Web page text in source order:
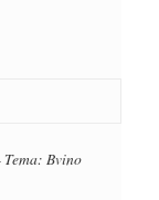
Tema: Bvino